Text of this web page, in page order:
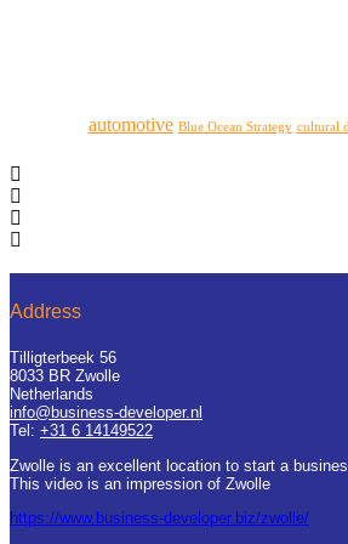
automotive Blue Ocean Strategy cultural
Address
Tilligterbeek 56
8033 BR Zwolle
Netherlands
info@business-developer.nl
Tel: +31 6 14149522
Zwolle is an excellent location to start a
This video is an impression of Zwolle
https://www.business-developer.biz/zwolle/